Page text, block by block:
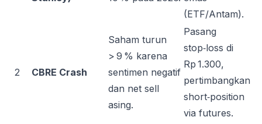
(ETF/Antam).
2 CBRE Crash
Saham turun
> 9 % karena
sentimen negatif
dan net sell
asing.
Pasang
stop‑loss di
Rp 1.300,
pertimbangkan
short‑position
via futures.